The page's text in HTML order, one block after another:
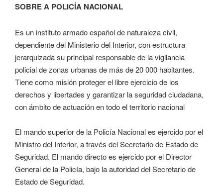
SOBRE A POLICÍA NACIONAL
Es un instituto armado español de naturaleza civil,
dependiente del Ministerio del Interior, con estructura
jerarquizada su principal responsable de la vigilancia
policial de zonas urbanas de más de 20 000 habitantes.
Tiene como misión proteger el libre ejercicio de los
derechos y libertades y garantizar la seguridad ciudadana,
con ámbito de actuación en todo el territorio nacional
El mando superior de la Policía Nacional es ejercido por el
Ministro del Interior, a través del Secretario de Estado de
Seguridad. El mando directo es ejercido por el Director
General de la Policía, bajo la autoridad del Secretario de
Estado de Seguridad.